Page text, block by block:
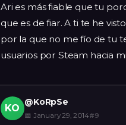
Ari es más fiable que tu
que es de fiar. A ti te he
por la que no me fío de tu
usuarios por Steam hacia
KO
@KoRpSe
📅 January 29, 2014#9